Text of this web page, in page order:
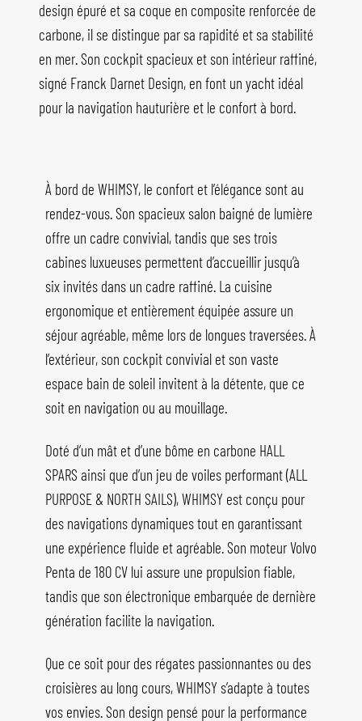
design épuré et sa coque en composite renforcée de
carbone, il se distingue par sa rapidité et sa stabilité
en mer. Son cockpit spacieux et son intérieur raffiné,
signé Franck Darnet Design, en font un yacht idéal
pour la navigation hauturière et le confort à bord.
À bord de WHIMSY, le confort et l’élégance sont au
rendez-vous. Son spacieux salon baigné de lumière
offre un cadre convivial, tandis que ses trois
cabines luxueuses permettent d’accueillir jusqu’à
six invités dans un cadre raffiné. La cuisine
ergonomique et entièrement équipée assure un
séjour agréable, même lors de longues traversées. À
l’extérieur, son cockpit convivial et son vaste
espace bain de soleil invitent à la détente, que ce
soit en navigation ou au mouillage.
Doté d’un mât et d’une bôme en carbone HALL
SPARS ainsi que d’un jeu de voiles performant (ALL
PURPOSE & NORTH SAILS), WHIMSY est conçu pour
des navigations dynamiques tout en garantissant
une expérience fluide et agréable. Son moteur Volvo
Penta de 180 CV lui assure une propulsion fiable,
tandis que son électronique embarquée de dernière
génération facilite la navigation.
Que ce soit pour des régates passionnantes ou des
croisières au long cours, WHIMSY s’adapte à toutes
vos envies. Son design pensé pour la performance